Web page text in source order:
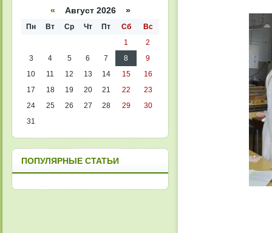
« Август 2026 »
Пн Вт Ср Чт Пт Сб
Вс
1
2
3
4 5 6 7 8
9
10
11 12 13 14 15
16
17
18 19 20 21 22
23
24
25 26 27 28 29
30
31
ПОПУЛЯРНЫЕ СТАТЬИ